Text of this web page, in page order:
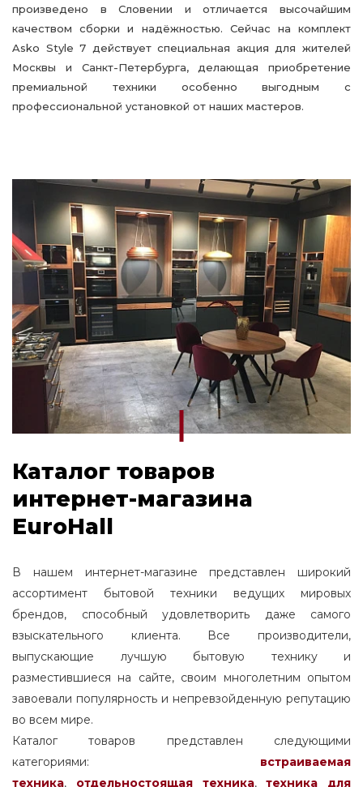
произведено в Словении и отличается высочайшим
качеством сборки и надёжностью. Сейчас на комплект
Asko Style 7 действует специальная акция для жителей
Москвы и Санкт-Петербурга, делающая приобретение
премиальной техники особенно выгодным с
профессиональной установкой от наших мастеров.
Каталог товаров
интернет-магазина
EuroHall
В нашем интернет-магазине представлен широкий
ассортимент бытовой техники ведущих мировых
брендов, способный удовлетворить даже самого
взыскательного клиента. Все производители,
выпускающие лучшую бытовую технику и
разместившиеся на сайте, своим многолетним опытом
завоевали популярность и непревзойденную репутацию
во всем мире.
Каталог товаров представлен следующими
категориями: встраиваемая
техника, отдельностоящаятехника,
техника для